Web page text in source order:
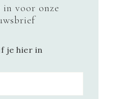
voor onze
je hier in